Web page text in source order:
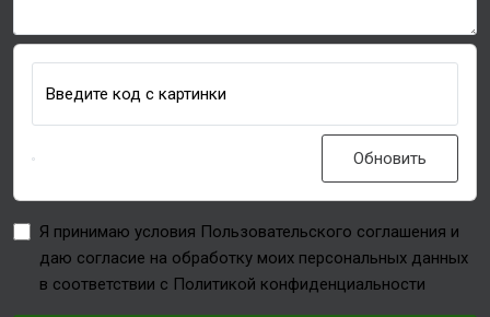
Введите код с картинки
Обновить
Я принимаю условия Пользовательского соглашения и
даю согласие на обработку моих персональных данных
в соответствии с Политикой конфиденциальности